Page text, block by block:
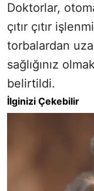
Doktorlar,
çıtır çıtır
torbalardan
sağlığınız
belirtildi.